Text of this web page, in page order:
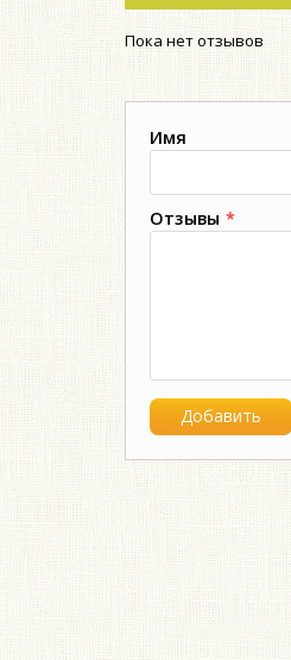
Пока нет отзывов
Имя
Отзывы *